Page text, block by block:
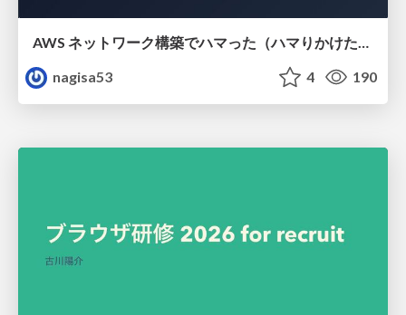
AWS ネットワーク構築でハマった（ハマりかけた） 5選とそこから得た教訓
nagisa53
4 190